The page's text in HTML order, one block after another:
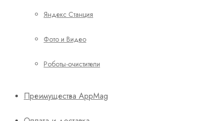
Яндекс Станция
Фото и Видео
Роботы-очистители
Преимущества AppMag